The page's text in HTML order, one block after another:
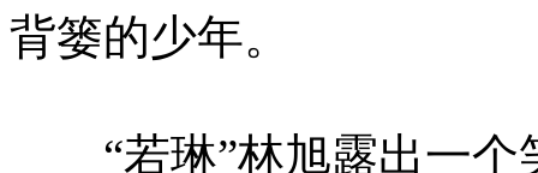
背篓的少年。
“若琳”林旭露出一个